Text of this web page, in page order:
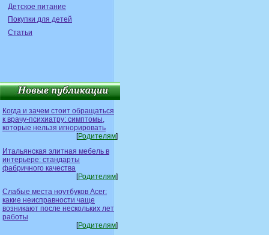
Детское питание
Покупки для детей
Статьи
Когда и зачем стоит обращаться
к врачу-психиатру: симптомы,
которые нельзя игнорировать
[Родителям]
Итальянская элитная мебель в
интерьере: стандарты
фабричного качества
[Родителям]
Слабые места ноутбуков Acer:
какие неисправности чаще
возникают после нескольких лет
работы
[Родителям]